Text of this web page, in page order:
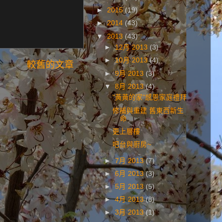
較舊的文章
► 2015(19)
►2014 (43)
▼2013 (43)
►12月 2013 (3)
►10月 2013(4)
►9月 2013 (3)
▼ 8月 2013(4)
"黃黃的家"感恩家庭禮拜
修補與重建 舊東西新生
命
更上層樓
吧台與廚房~
►7月 2013(7)
►6月 2013 (3)
►5月 2013 (5)
►4月 2013(8)
► 3月 2013(1)